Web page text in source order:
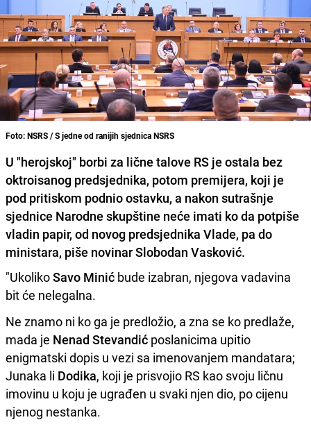
Foto: NSRS / S jedne od ranijih sjednica NSRS
U "herojskoj" borbi za lične talove RS je ostala bez
oktroisanog predsjednika, potom premijera, koji je
pod pritiskom podnio ostavku, a nakon sutrašnje
sjednice Narodne skupštine neće imati ko da potpiše
vladin papir, od novog predsjednika Vlade, pa do
ministara, piše novinar Slobodan Vasković.
"UkolikoSavo Minić bude izabran, njegova vadavina
bit će nelegalna.
Ne znamo ni ko ga je predložio, a zna se ko predlaže,
mada je Nenad Stevandić poslanicima upitio
enigmatski dopis u vezi sa imenovanjem mandatara;
Junaka li Dodika, koji je prisvojio RS kao svoju ličnu
imovinu u koju je ugrađen u svaki njen dio, po cijenu
njenog nestanka.